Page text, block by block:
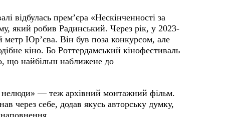
відбулась прем’єра «Нескінченності за
який робив Радинський. Через рік, у 2023-
метр Юр’єва. Він був поза конкурсом, але
кіно. Бо Роттердамський кінофестиваль
що найбільш наближене до
— теж архівний монтажний фільм.
через себе, додав якусь авторську думку,